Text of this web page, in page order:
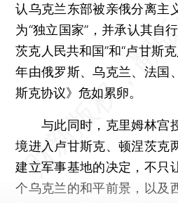
认乌克兰东部被亲俄分离主
为“独立国家”，并承认其自
茨克人民共和国”和“卢甘斯
年由俄罗斯、乌克兰、法国
斯克协议》危如累卵。
与此同时，克里姆林宫
境进入卢甘斯克、顿涅茨克
建立军事基地的决定，不只
个乌克兰的和平前景，以及